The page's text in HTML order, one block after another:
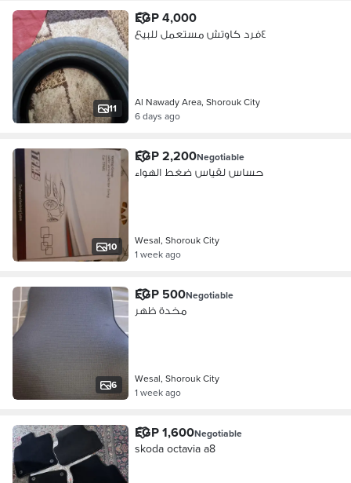
with parquet. Full German apartment
from Dubai kitchen. Complete.
Installed. Bathrooms and
11
EGP 4,000
٤فرد كاوتش مستعمل للبيع
Al Nawady Area, Shorouk City
6 days ago
10
EGP 2,200Negotiable
حساس لقياس ضغط الهواء
Wesal, Shorouk City
1 week ago
6
EGP 500Negotiable
مخدة ظهر
Wesal, Shorouk City
1 week ago
EGP 1,600Negotiable
skoda octavia a8